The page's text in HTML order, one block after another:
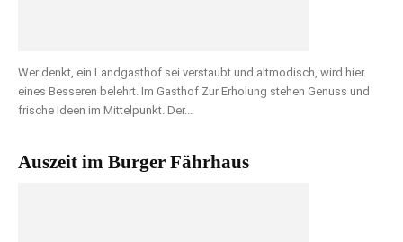
Wer denkt, ein Landgasthof sei verstaubt und altmodisch, wird hier
eines Besseren belehrt. Im Gasthof Zur Erholung stehen Genuss und
frische Ideen im Mittelpunkt. Der...
Auszeit im Burger Fährhaus